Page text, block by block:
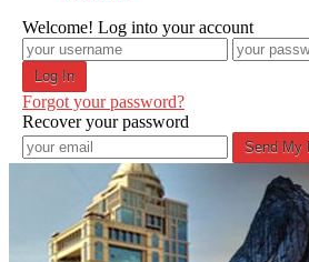
Welcome! Log into your account
Forgot your password?
Recover your password